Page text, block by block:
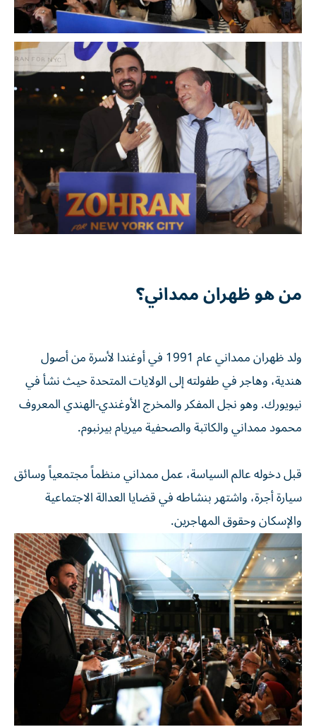
من هو ظهران ممداني؟
ولد ظهران ممداني عام 1991 في أوغندا لأسرة من أصول
هندية، وهاجر في طفولته إلى الولايات المتحدة حيث نشأ في
نيويورك. وهو نجل المفكر والمخرج الأوغندي-الهندي المعروف
محمود ممداني والكاتبة والصحفية ميريام بيرنبوم.
قبل دخوله عالم السياسة، عمل ممداني منظماً مجتمعياً وسائق
سيارة أجرة، واشتهر بنشاطه في قضايا العدالة الاجتماعية
والإسكان وحقوق المهاجرين.